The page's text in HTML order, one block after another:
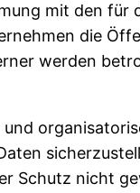
mit den für
die
werden
Schutz nicht